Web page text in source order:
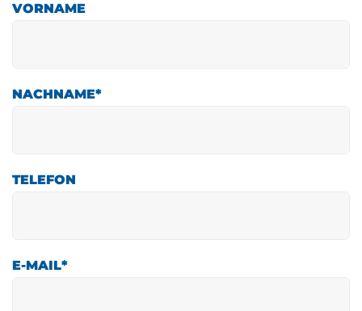
VORNAME
NACHNAME*
TELEFON
E-MAIL*